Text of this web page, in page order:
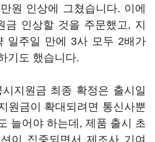
원 인상에 그쳤습니다. 이에
금 인상할 것을 주문했고, 지
일주일 만에 3사 모두 2배가
기도 했습니다.
지원금 최종 확정은 출시일
원금이 확대되려면 통신사뿐
늘어야 하는데, 제품 출시 초
이 집중되면서 제조사 기여